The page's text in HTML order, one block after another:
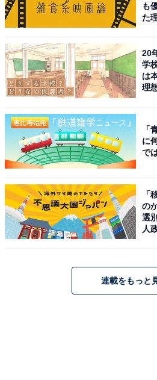
兄たちに張り合うことで育まれ
萌は生まれなかったかもしれな
次ページ
「俺が頑張
も
た
20
学
は
理
「
に
で
「
の
選
人
連載をもっと